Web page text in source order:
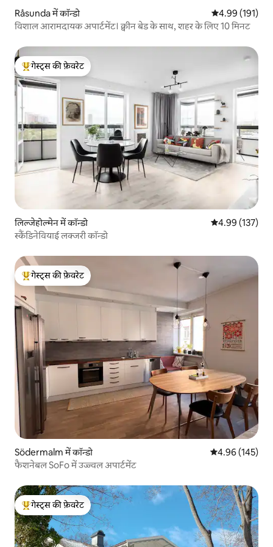
Råsunda में कॉन्डो औसत रेटिंग 5 में से
4.99 (191)
विशाल आरामदायक अपार्टमेंट। क्वीन बेड के साथ, शहर के लिए 10 मिनट
गेस्ट्स का टॉप फ़ेवरेट
गेस्ट्स की फ़ेवरेट
लिल्जेहोल्मेन में कॉन्डो औसत रेटिंग 5 में से
4.99 (137)
स्कैंडिनेवियाई लक्जरी कॉन्डो
गेस्ट्स का टॉप फ़ेवरेट
गेस्ट्स की फ़ेवरेट
Södermalm में कॉन्डो औसत रेटिंग 5 में से
4.96 (145)
फैशनेबल SoFo में उज्ज्वल अपार्टमेंट
गेस्ट्स का टॉप फ़ेवरेट
गेस्ट्स की फ़ेवरेट